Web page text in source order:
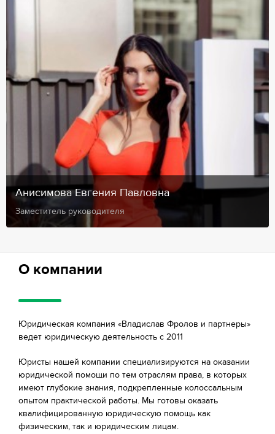
Анисимова Евгения Павловна
Заместитель руководителя
О компании
Юридическая компания «Владислав Фролов и партнеры»
ведет юридическую деятельность с 2011
Юристы нашей компании специализируются на оказании
юридической помощи по тем отраслям права, в которых
имеют глубокие знания, подкрепленные колоссальным
опытом практической работы. Мы готовы оказать
квалифицированную юридическую помощь как
физическим, так и юридическим лицам.